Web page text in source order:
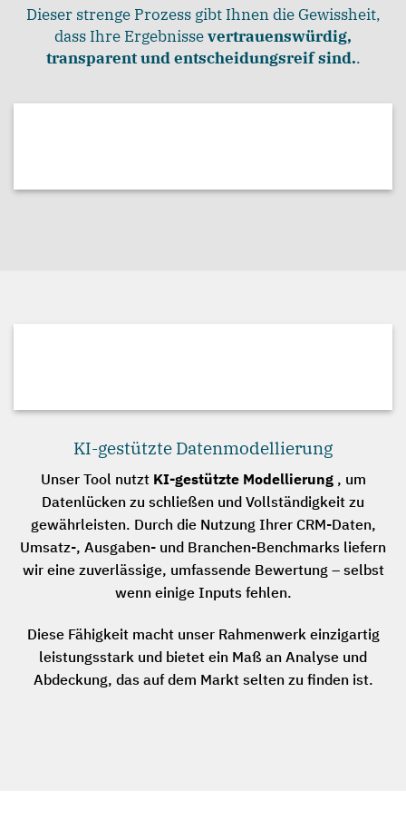
Dieser strenge Prozess gibt Ihnen die Gewissheit,
dass Ihre Ergebnissevertrauenswürdig,
transparent und entscheidungsreif sind..
KI-gestützte Datenmodellierung
Unser Tool nutzt KI-gestützte Modellierung, um
Datenlücken zu schließen und Vollständigkeit zu
gewährleisten. Durch die Nutzung Ihrer CRM-Daten,
Umsatz-, Ausgaben- und Branchen-Benchmarks liefern
wir eine zuverlässige, umfassende Bewertung – selbst
wenn einige Inputs fehlen.
Diese Fähigkeit macht unser Rahmenwerk einzigartig
leistungsstark und bietet ein Maß an Analyse und
Abdeckung, das auf dem Markt selten zu finden ist.